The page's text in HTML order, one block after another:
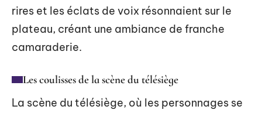
rires et les éclats de voix résonnaient sur le
plateau, créant une ambiance de franche
camaraderie.
Les coulisses de la scène du télésiège
La scène du télésiège, où les personnages se